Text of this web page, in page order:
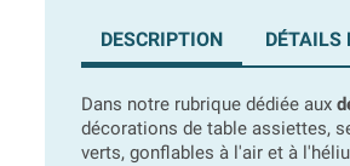
DESCRIPTION DÉTAILS
Dans notre rubrique dédiée aux
décorations de table assiettes,
verts, gonflables à l'air et à